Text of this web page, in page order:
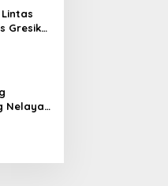
Gresik
Nelayan